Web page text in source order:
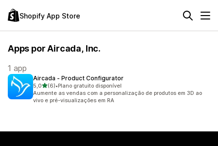
Shopify App Store
Apps por Aircada, Inc.
1 app
Aircada ‑ Product Configurator
5,0de 5 estrelas
(6)
6 avaliações ao todo
•Plano gratuito disponível
Aumente as vendas com a personalização de produtos em 3D ao
vivo e pré-visualizações em RA